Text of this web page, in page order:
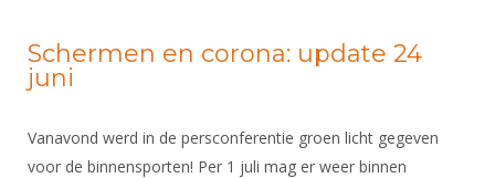
Schermen en corona: update 24
juni
Vanavond werd in de persconferentie groen licht gegeven
voor de binnensporten! Per 1 juli mag er weer binnen